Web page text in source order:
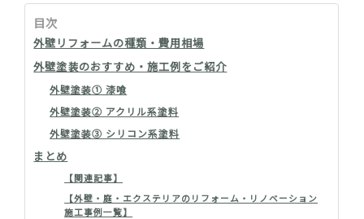
目次
外壁リフォームの種類・費用相場
外壁塗装のおすすめ・施工例をご紹介
外壁塗装① 漆喰
外壁塗装② アクリル系塗料
外壁塗装③ シリコン系塗料
まとめ
【関連記事】
【外壁・庭・エクステリアのリフォーム・リノベーション
施工事例一覧】